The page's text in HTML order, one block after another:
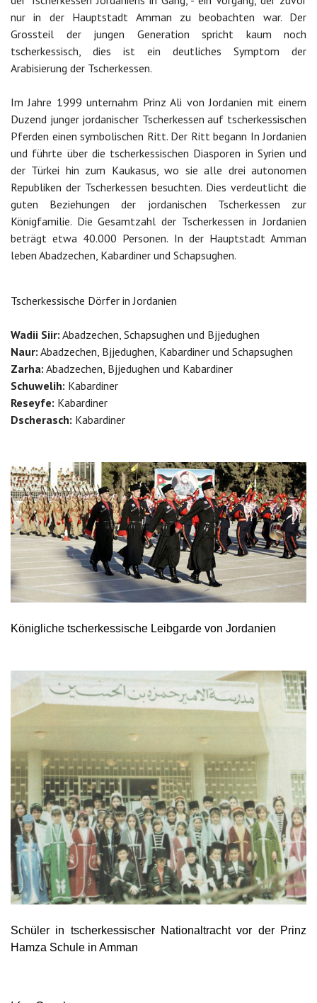
nur in der Hauptstadt Amman zu beobachten war. Der
Grossteil der jungen Generation spricht kaum noch
tscherkessisch, dies ist ein deutliches Symptom der
Arabisierung der Tscherkessen.
Im Jahre 1999 unternahm Prinz Ali von Jordanien mit einem
Duzend junger jordanischer Tscherkessen auf tscherkessischen
Pferden einen symbolischen Ritt. Der Ritt begann In Jordanien
und führte über die tscherkessischen Diasporen in Syrien und
der Türkei hin zum Kaukasus, wo sie alle drei autonomen
Republiken der Tscherkessen besuchten. Dies verdeutlicht die
guten Beziehungen der jordanischen Tscherkessen zur
Königfamilie. Die Gesamtzahl der Tscherkessen in Jordanien
beträgt etwa 40.000 Personen. In der Hauptstadt Amman
leben Abadzechen, Kabardiner und Schapsughen.
Tscherkessische Dörfer in Jordanien
Wadii Siir: Abadzechen, Schapsughen und Bjjedughen
Naur: Abadzechen, Bjjedughen, Kabardiner und Schapsughen
Zarha: Abadzechen, Bjjedughen und Kabardiner
Schuwelih: Kabardiner
Reseyfe: Kabardiner
Dscherasch: Kabardiner
Königliche tscherkessische Leibgarde von Jordanien
Schüler in tscherkessischer Nationaltracht vor der Prinz
Hamza Schule in Amman